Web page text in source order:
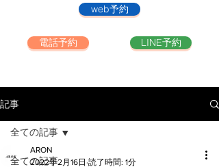
web予約
電話予約 LINE予約
記事
全ての記事
全ての記事
ARON
2022年2月16日 読了時間: 1分